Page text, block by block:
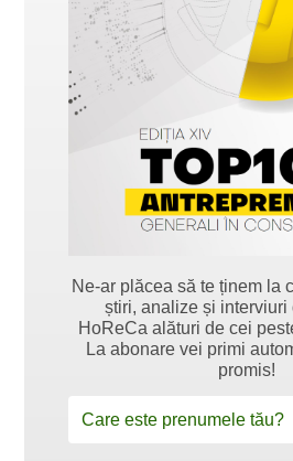
Ne-ar plăcea să te ținem la
știri, analize și interviuri
HoReCa alături de cei
La abonare vei primi
promis!